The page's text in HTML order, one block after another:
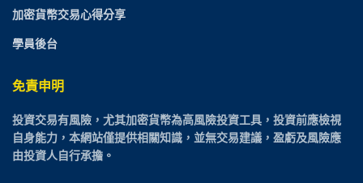
加密貨幣交易心得分享
學員後台
免責申明
投資交易有風險，尤其加密貨幣為高風險投資工具，投資前應檢視
自身能力，本網站僅提供相關知識，並無交易建議，盈虧及風險應
由投資人自行承擔。